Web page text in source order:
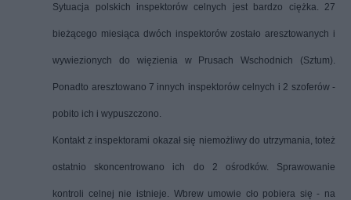
Sytuacja polskich inspektorów celnych jest bardzo ciężka. 27
bieżącego miesiąca dwóch inspektorów zostało aresztowanych i
wywiezionych do więzienia w Prusach Wschodnich (Sztum).
Ponadto aresztowano 7 innych inspektorów celnych i 2 szoferów -
pobito ich i wypuszczono.
Kontakt z inspektorami okazał się niemożliwy do utrzymania, toteż
ostatnio skoncentrowano ich do 2 ośrodków. Sprawowanie
kontroli celnej nie istnieje. Wbrew umowie cło pobiera się - na